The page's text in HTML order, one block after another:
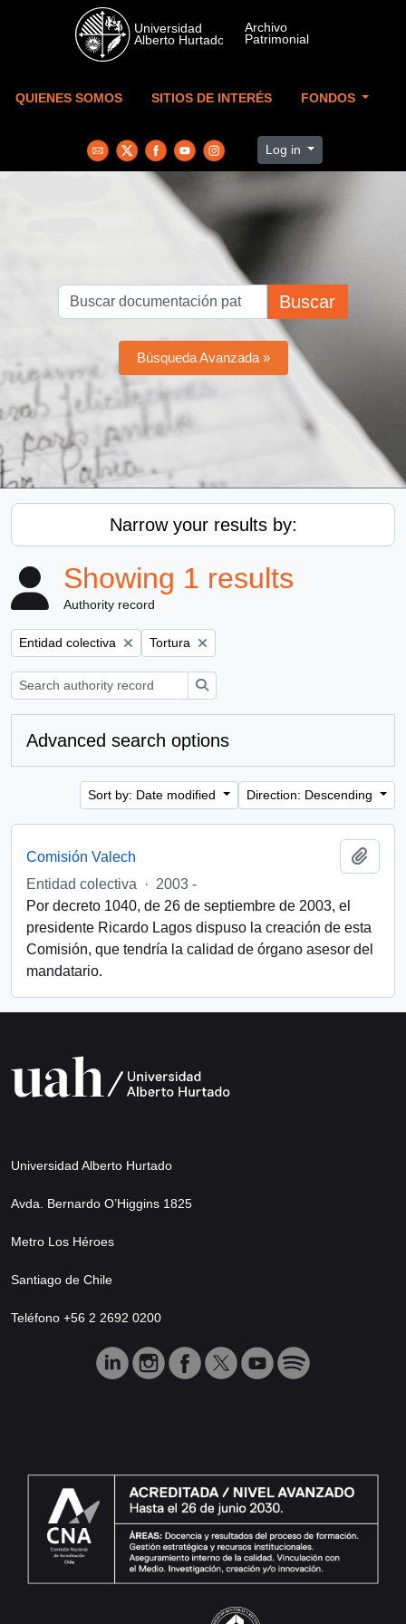
Skip to main content
QUIENES SOMOS SITIOS DE INTERÉS FONDOS
Log in
Buscar
Búsqueda Avanzada »
Narrow your results by:
Showing 1 results
Authority record
Remove filter:
Entidad colectiva Remove filter:
Tortura
Advanced search options
Sort by: Date modified Direction: Descending
Comisión Valech
Entidad colectiva
· 2003 -
Por decreto 1040, de 26 de septiembre de 2003, el
presidente Ricardo Lagos dispuso la creación de esta
Comisión, que tendría la calidad de órgano asesor del
mandatario.
Universidad Alberto Hurtado
Avda. Bernardo O’Higgins 1825
Metro Los Héroes
Santiago de Chile
Teléfono +56 2 2692 0200